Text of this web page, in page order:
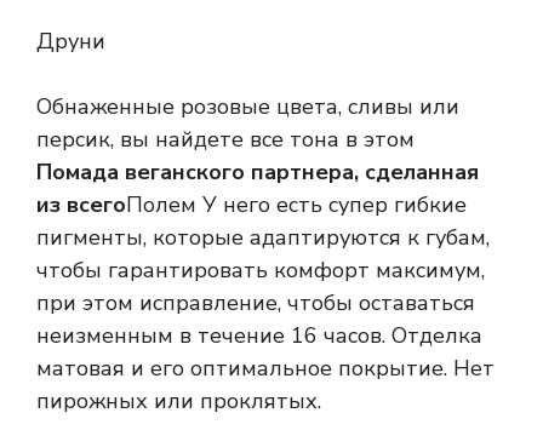
Друни
Обнаженные розовые цвета, сливы или
персик, вы найдете все тона в этом
Помада веганского партнера, сделанная
из всегоПолем У него есть супер гибкие
пигменты, которые адаптируются к губам,
чтобы гарантировать комфорт максимум,
при этом исправление, чтобы оставаться
неизменным в течение 16 часов. Отделка
матовая и его оптимальное покрытие. Нет
пирожных или проклятых.